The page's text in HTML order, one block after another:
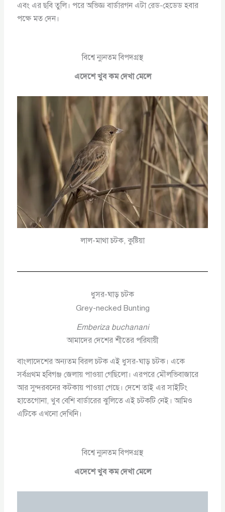
এবং এর ছবি তুলি। পরে অভিজ্ঞ বার্ডারগন এটা রেড-হেডেড হবার
পক্ষে মত দেন।
বিশ্বে ন্যুনতম বিপদগ্রস্থ
এদেশে খুব কম দেখা মেলে
লাল-মাথা চটক, কুষ্টিয়া
ধুসর-ঘাড় চটক
Grey-necked Bunting
Emberiza buchanani
আমাদের দেশের শীতের পরিযায়ী
বাংলাদেশের অন্যতম বিরল চটক এই ধুসর-ঘাড় চটক। একে
সর্বপ্রথম হবিগঞ্জ জেলায় পাওয়া গেছিলো। এরপরে মৌলভিবাজারে
আর সুন্দরবনের কটকায় পাওয়া গেছে। দেশে তাই এর সাইটিং
হাতেগোনা, খুব বেশি বার্ডারের ঝুলিতে এই চটকটি নেই। আমিও
এটিকে এখনো দেখিনি।
বিশ্বে ন্যুনতম বিপদগ্রস্থ
এদেশে খুব কম দেখা মেলে